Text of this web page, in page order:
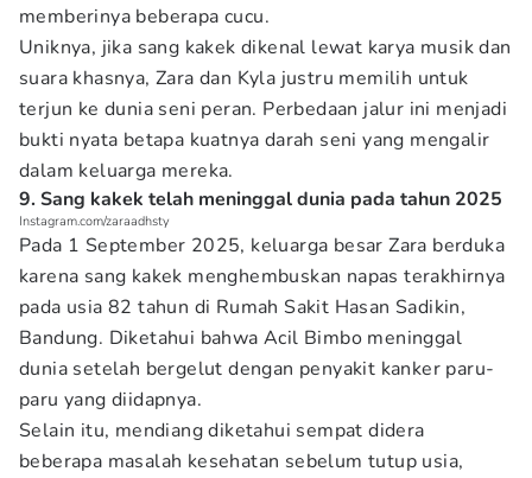
memberinya beberapa cucu.
Uniknya, jika sang kakek dikenal lewat karya musik dan
suara khasnya, Zara dan Kyla justru memilih untuk
terjun ke dunia seni peran. Perbedaan jalur ini menjadi
bukti nyata betapa kuatnya darah seni yang mengalir
dalam keluarga mereka.
9. Sang kakek telah meninggal dunia pada tahun 2025
Instagram.com/zaraadhsty
Pada 1 September 2025, keluarga besar Zara berduka
karena sang kakek menghembuskan napas terakhirnya
pada usia 82 tahun di Rumah Sakit Hasan Sadikin,
Bandung. Diketahui bahwa Acil Bimbo meninggal
dunia setelah bergelut dengan penyakit kanker paru-
paru yang diidapnya.
Selain itu, mendiang diketahui sempat didera
beberapa masalah kesehatan sebelum tutup usia,